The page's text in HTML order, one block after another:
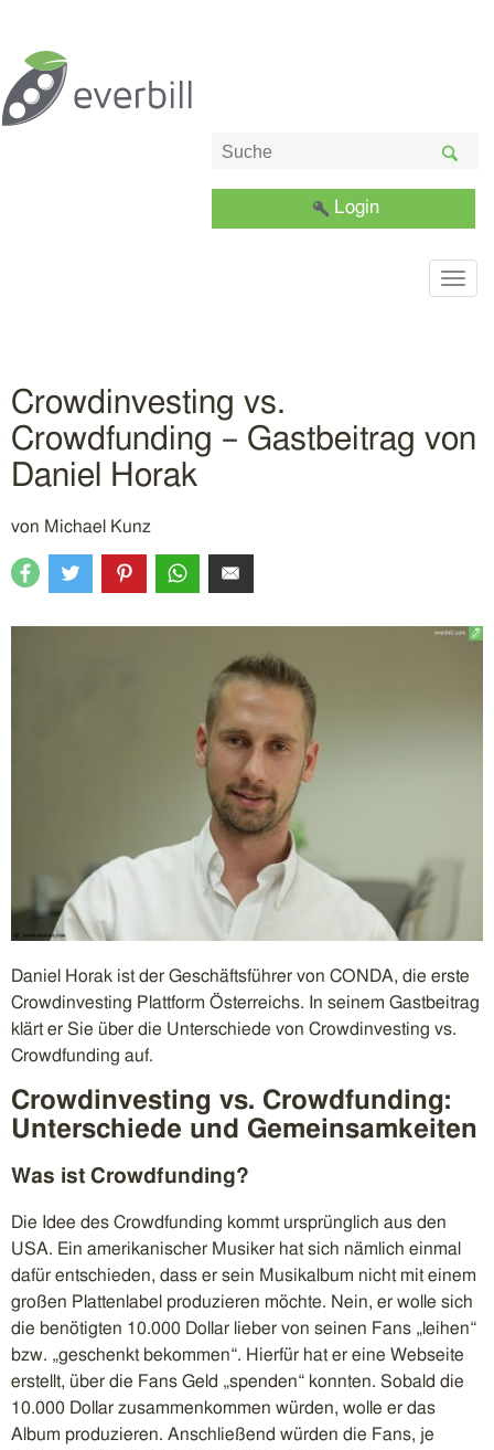
Login
Crowdinvesting vs.
Crowdfunding – Gastbeitrag von
Daniel Horak
von Michael Kunz
Daniel Horak ist der Geschäftsführer von CONDA, die erste
Crowdinvesting Plattform Österreichs. In seinem Gastbeitrag
klärt er Sie über die Unterschiede von Crowdinvesting vs.
Crowdfunding auf.
Crowdinvesting vs. Crowdfunding:
Unterschiede und Gemeinsamkeiten
Was ist Crowdfunding?
Die Idee des Crowdfunding kommt ursprünglich aus den
USA. Ein amerikanischer Musiker hat sich nämlich einmal
dafür entschieden, dass er sein Musikalbum nicht mit einem
großen Plattenlabel produzieren möchte. Nein, er wolle sich
die benötigten 10.000 Dollar lieber von seinen Fans „leihen“
bzw. „geschenkt bekommen“. Hierfür hat er eine Webseite
erstellt, über die Fans Geld „spenden“ konnten. Sobald die
10.000 Dollar zusammenkommen würden, wolle er das
Album produzieren. Anschließend würden die Fans, je